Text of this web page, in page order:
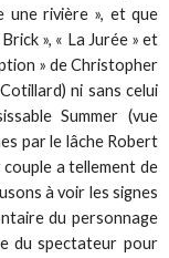
une rivière », et que
», « La Jurée » et
» de Christopher
ni sans celui
Summer (vue
par le lâche Robert
couple a tellement de
à voir les signes
du personnage
du spectateur pour